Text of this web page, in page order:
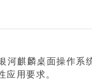
河麒麟桌面操作
用要求。